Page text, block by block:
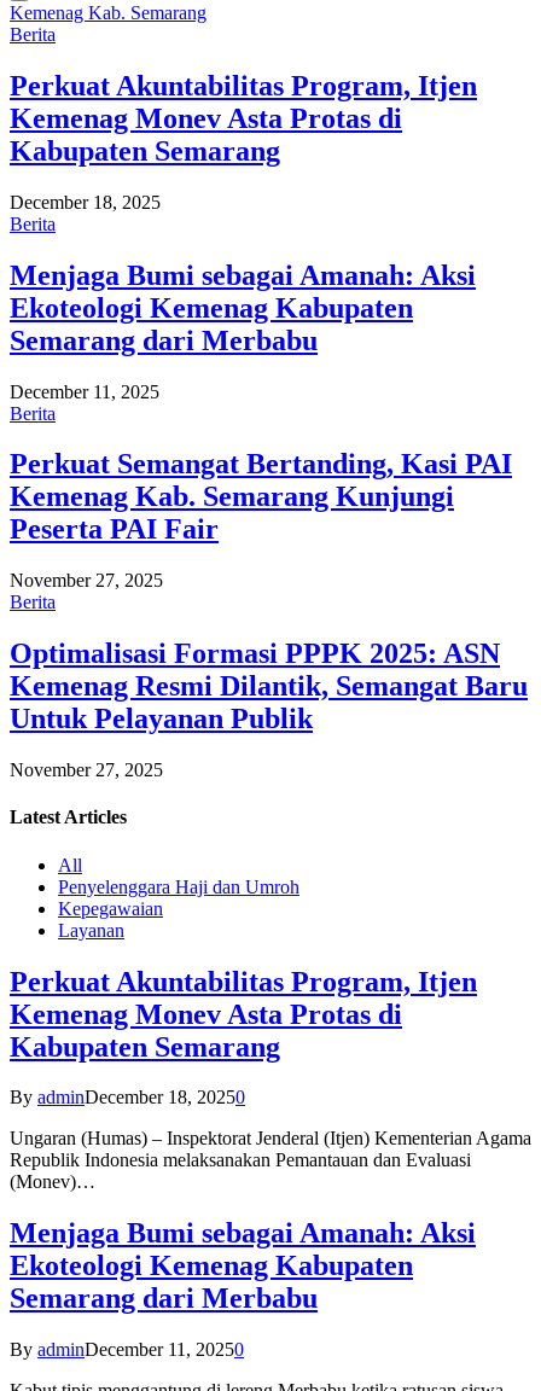
Kemenag Kab. Semarang
Berita
Perkuat Akuntabilitas Program, Itjen
Kemenag Monev Asta Protas di
Kabupaten Semarang
December 18, 2025
Berita
Menjaga Bumi sebagai Amanah: Aksi
Ekoteologi Kemenag Kabupaten
Semarang dari Merbabu
December 11, 2025
Berita
Perkuat Semangat Bertanding, Kasi PAI
Kemenag Kab. Semarang Kunjungi
Peserta PAI Fair
November 27, 2025
Berita
Optimalisasi Formasi PPPK 2025: ASN
Kemenag Resmi Dilantik, Semangat Baru
Untuk Pelayanan Publik
November 27, 2025
Latest Articles
All
Penyelenggara Haji dan Umroh
Kepegawaian
Layanan
Perkuat Akuntabilitas Program, Itjen
Kemenag Monev Asta Protas di
Kabupaten Semarang
By adminDecember 18, 20250
Ungaran (Humas) – Inspektorat Jenderal (Itjen) Kementerian Agama
Republik Indonesia melaksanakan Pemantauan dan Evaluasi
(Monev)…
Menjaga Bumi sebagai Amanah: Aksi
Ekoteologi Kemenag Kabupaten
Semarang dari Merbabu
By adminDecember 11, 20250